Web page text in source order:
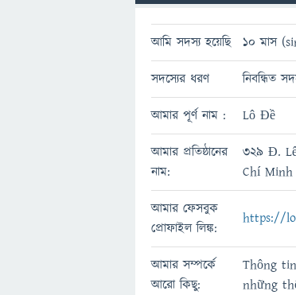
আমি সদস্য হয়েছি 10 মাস
সদস্যের ধরণ নিবন্ধিত
আমার পূর্ণ নাম : Lô Đề
আমার প্রতিষ্ঠানের
নাম:
329 Đ.
Chí Minh
আমার ফেসবুক
প্রোফাইল লিঙ্ক:
https://
আমার সম্পর্কে
আরো কিছু:
Thông
những